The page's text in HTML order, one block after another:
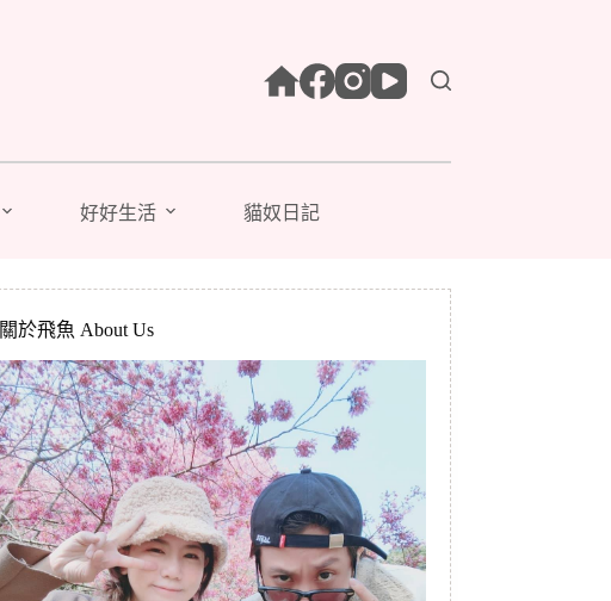
好好生活 貓奴日記
關於飛魚 About Us